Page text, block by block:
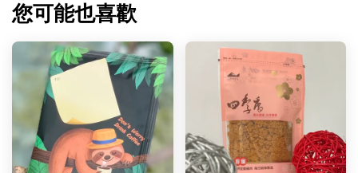
您可能也喜歡